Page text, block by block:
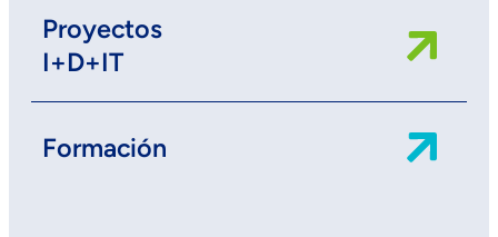
Proyectos
I+D+IT
Formación